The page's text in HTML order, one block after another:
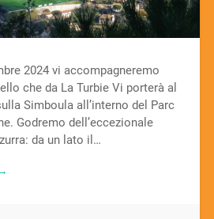
2024 vi accompagneremo
che da La Turbie Vi porterà al
Simboula all’interno del Parc
Godremo dell’eccezionale
da un lato il…